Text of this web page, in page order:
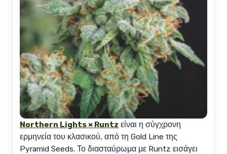
Northern Lights × Runtz είναι η σύγχρονη
ερμηνεία του κλασικού, από τη Gold Line της
Pyramid Seeds. Το διασταύρωμα με Runtz εισάγει